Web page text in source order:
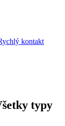
kontakt
typy